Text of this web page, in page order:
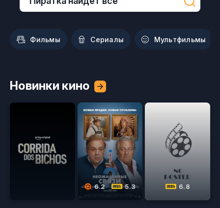
Фильмы Сериалы Мультфильмы
Новинки кино
6.2 5.3 6.8